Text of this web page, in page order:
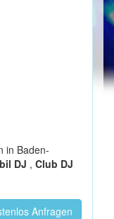
in Baden-
DJ , Club DJ
Anfragen